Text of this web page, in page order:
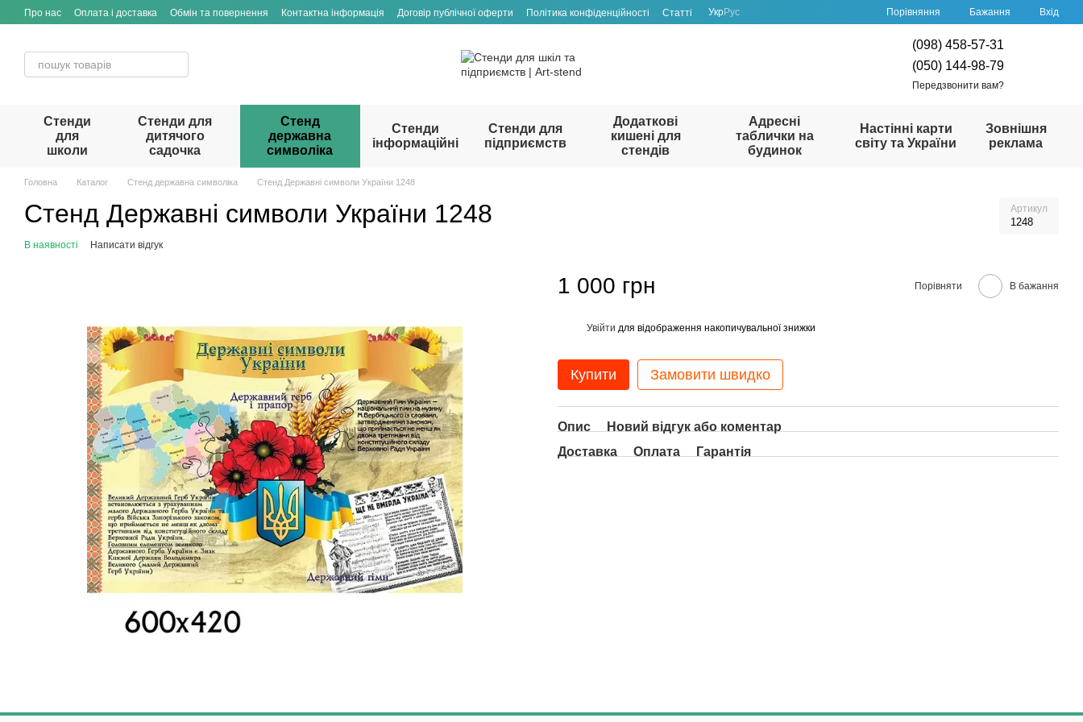
Перейти до основного контенту
Про нас Оплата і доставка Обмін та повернення Контактна інформація Договір публічної оферти Політика конфіденційності Статті УкрРус Порівняння Бажання Вхід
(098) 458-57-31
(050) 144-98-79
Передзвонити вам?
Стенди
для
школи
Стенди для
дитячого
садочка
Стенд
державна
символіка
Стенди
інформаційні
Стенди для
підприємств
Додаткові
кишені для
стендів
Адресні
таблички на
будинок
Настінні карти
світу та України
Зовнішня
реклама
Головна Каталог Стенд державна символіка Стенд Державні символи України 1248
Стенд Державні символи України 1248 Артикул
1248
В наявності Написати відгук
1 000 грн Порівняти В бажання
Увійти для відображення накопичувальної знижки
Купити Замовити швидко
Опис
Новий відгук або коментар
Доставка
Оплата Гарантія